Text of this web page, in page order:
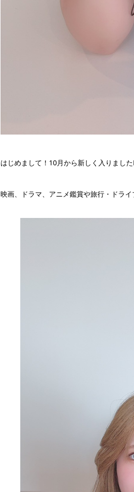
はじめまして！10月から新しく入りまし
映画、ドラマ、アニメ鑑賞や旅行・ドラ